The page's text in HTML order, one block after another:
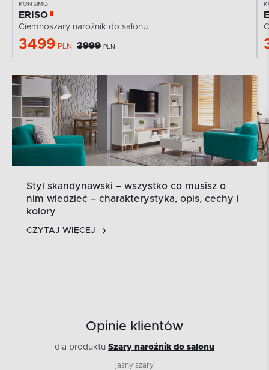
KONSIMO
ERISO
Ciemnoszary narożnik do salonu
3499 PLN 3999 PLN
Styl skandynawski – wszystko co musisz o
nim wiedzieć – charakterystyka, opis, cechy i
kolory
CZYTAJ WIĘCEJ
Opinie klientów
dla produktu Szary narożnik do salonu
jasny szary